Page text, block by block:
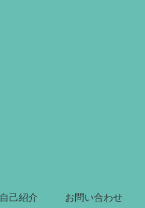
自己紹介 お問い合わせ